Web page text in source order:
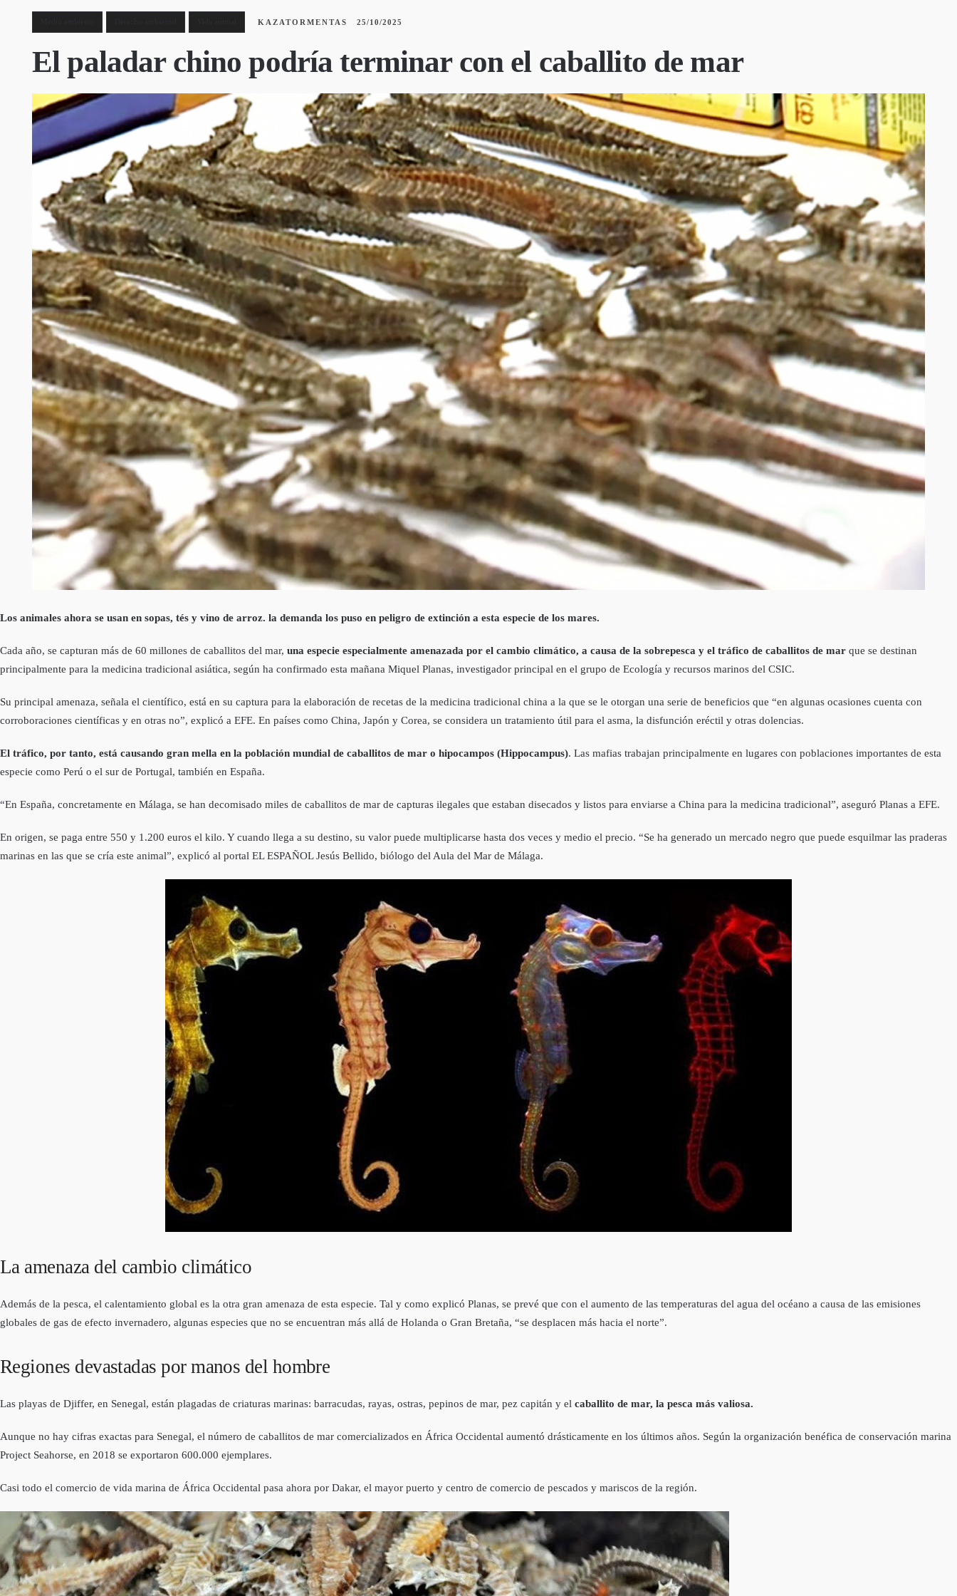
KAZATORMENTAS 25/10/2025
El paladar chino podría terminar con el caballito de mar
Los animales ahora se usan en sopas, tés y vino de arroz. la demanda los puso en peligro de extinción a esta especie de los mares.
Cada año, se capturan más de 60 millones de caballitos del mar, una especie especialmente amenazada por el cambio climático, a causa de la sobrepesca y el tráfico de caballitos de mar que se destinan
principalmente para la medicina tradicional asiática, según ha confirmado esta mañana Miquel Planas, investigador principal en el grupo de Ecología y recursos marinos del CSIC.
Su principal amenaza, señala el científico, está en su captura para la elaboración de recetas de la medicina tradicional china a la que se le otorgan una serie de beneficios que “en algunas ocasiones cuenta con
corroboraciones científicas y en otras no”, explicó a EFE. En países como China, Japón y Corea, se considera un tratamiento útil para el asma, la disfunción eréctil y otras dolencias.
El tráfico, por tanto, está causando gran mella en la población mundial de caballitos de mar o hipocampos (Hippocampus). Las mafias trabajan principalmente en lugares con poblaciones importantes de esta
especie como Perú o el sur de Portugal, también en España.
“En España, concretamente en Málaga, se han decomisado miles de caballitos de mar de capturas ilegales que estaban disecados y listos para enviarse a China para la medicina tradicional”, aseguró Planas a EFE.
En origen, se paga entre 550 y 1.200 euros el kilo. Y cuando llega a su destino, su valor puede multiplicarse hasta dos veces y medio el precio. “Se ha generado un mercado negro que puede esquilmar las praderas
marinas en las que se cría este animal”, explicó al portal EL ESPAÑOL Jesús Bellido, biólogo del Aula del Mar de Málaga.
La amenaza del cambio climático
Además de la pesca, el calentamiento global es la otra gran amenaza de esta especie. Tal y como explicó Planas, se prevé que con el aumento de las temperaturas del agua del océano a causa de las emisiones
globales de gas de efecto invernadero, algunas especies que no se encuentran más allá de Holanda o Gran Bretaña, “se desplacen más hacia el norte”.
Regiones devastadas por manos del hombre
Las playas de Djiffer, en Senegal, están plagadas de criaturas marinas: barracudas, rayas, ostras, pepinos de mar, pez capitán y el caballito de mar, la pesca más valiosa.
Aunque no hay cifras exactas para Senegal, el número de caballitos de mar comercializados en África Occidental aumentó drásticamente en los últimos años. Según la organización benéfica de conservación marina
Project Seahorse, en 2018 se exportaron 600.000 ejemplares.
Casi todo el comercio de vida marina de África Occidental pasa ahora por Dakar, el mayor puerto y centro de comercio de pescados y mariscos de la región.